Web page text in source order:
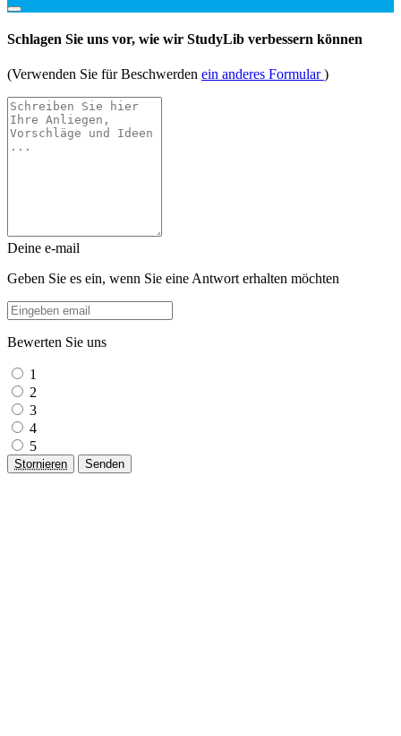
Schlagen Sie uns vor, wie wir StudyLib verbessern können
(Verwenden Sie für Beschwerden ein anderes Formular)
Deine e-mail
Geben Sie es ein, wenn Sie eine Antwort erhalten möchten
Bewerten Sie uns
1
2
3
4
5
Stornieren Senden